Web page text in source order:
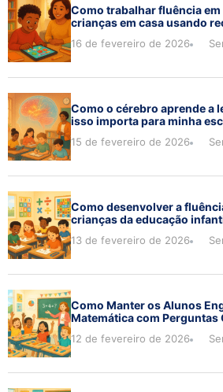
Como trabalhar fluência
crianças em casa usando
16 de fevereiro de 2026
Como o cérebro aprende a
isso importa para minha
15 de fevereiro de 2026
Como desenvolver a
crianças da educação
13 de fevereiro de 2026
Como Manter os Alunos
Matemática com Perguntas
12 de fevereiro de 2026